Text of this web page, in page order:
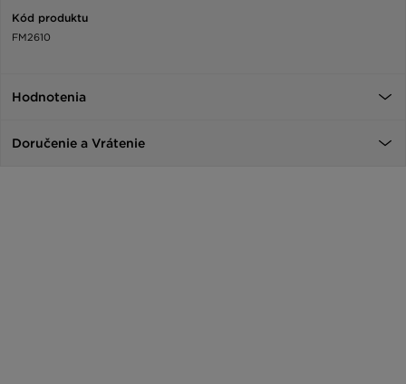
Kód produktu
FM2610
Hodnotenia
Doručenie a Vrátenie